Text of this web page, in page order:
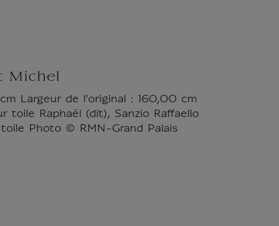
Michel
Largeur de l'original : 160,00 cm
toile Raphaël (dit), Sanzio Raffaello
Photo © RMN-Grand Palais